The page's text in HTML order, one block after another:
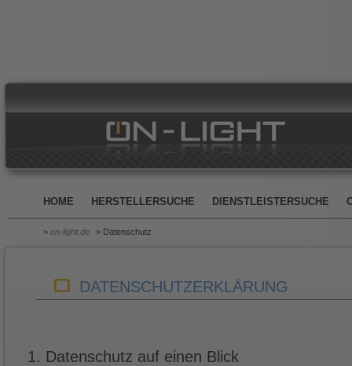
HOME HERSTELLERSUCHE DIENSTLEISTERSUCHE
> on-light.de > Datenschutz
DATENSCHUTZ­ERKLÄRUNG
1. Datenschutz auf einen Blick